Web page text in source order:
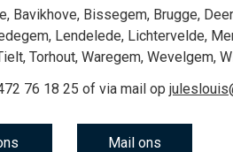
, Bavikhove, Bissegem, Brugge,
, Lendelede, Lichtervelde,
, Torhout, Waregem, Wevelgem,
76 18 25 of via mail op
Mail ons